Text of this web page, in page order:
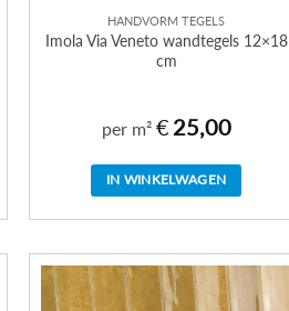
HANDVORM TEGELS
Imola Via Veneto wandtegels 12×18
cm
per m² € 25,00
IN WINKELWAGEN